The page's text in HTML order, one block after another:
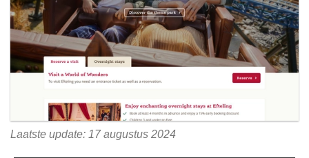
Laatste update: 17 augustus 2024